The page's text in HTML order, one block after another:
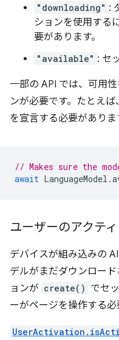
"downloading" :
ションを使用する
要があります。
"available" : セ
一部の API では、可用
ンが必要です。たとえば
を宣言する必要がありま
// Makes sure the
await LanguageModel .
ユーザーのアクテ
デバイスが組み込みの
デルがまだダウンロー
ョンが create() でセ
ーがページを操作する必